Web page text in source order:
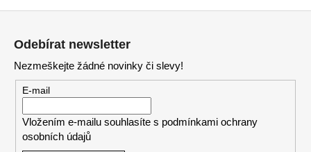
Odebírat newsletter
Nezmeškejte žádné novinky či slevy!
E-mail
Vložením e-mailu souhlasíte s podmínkami ochrany
osobních údajů